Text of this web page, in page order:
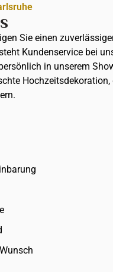
Sie einen
Kundenservice bei
in unserem